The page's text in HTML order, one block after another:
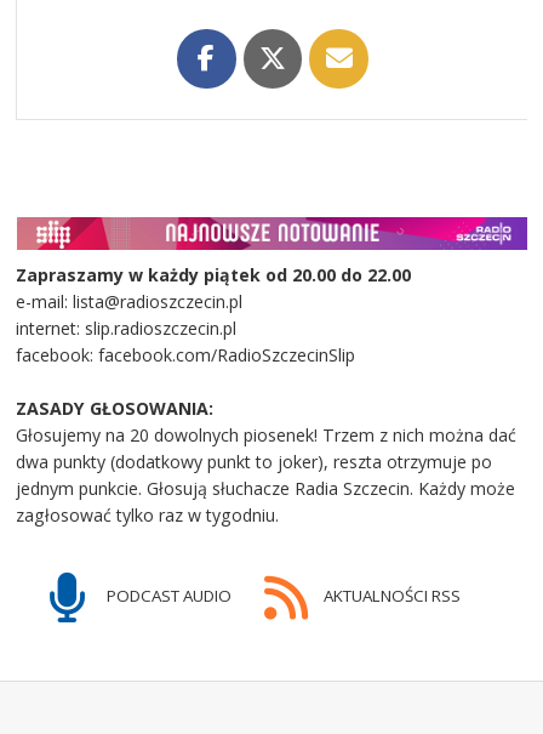
Zapraszamy w każdy piątek od 20.00 do 22.00
e-mail: lista@radioszczecin.pl
internet: slip.radioszczecin.pl
facebook: facebook.com/RadioSzczecinSlip
ZASADY GŁOSOWANIA:
Głosujemy na 20 dowolnych piosenek! Trzem z nich można dać
dwa punkty (dodatkowy punkt to joker), reszta otrzymuje po
jednym punkcie. Głosują słuchacze Radia Szczecin. Każdy może
zagłosować tylko raz w tygodniu.
PODCAST AUDIO AKTUALNOŚCI RSS